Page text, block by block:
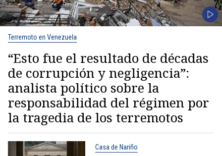
Terremoto en Venezuela
“Esto fue el resultado de décadas
de corrupción y negligencia”:
analista político sobre la
responsabilidad del régimen por
la tragedia de los terremotos
Casa de Nariño